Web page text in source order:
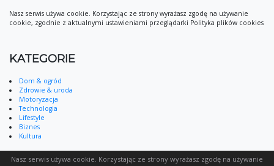
Nasz serwis używa cookie. Korzystając ze strony wyrażasz zgodę na używanie
cookie, zgodnie z aktualnymi ustawieniami przeglądarki Polityka plików cookies
KATEGORIE
Dom & ogród
Zdrowie & uroda
Motoryzacja
Technologia
Lifestyle
Biznes
Kultura
Nasz serwis używa cookie. Korzystając ze strony wyrażasz zgodę na używanie